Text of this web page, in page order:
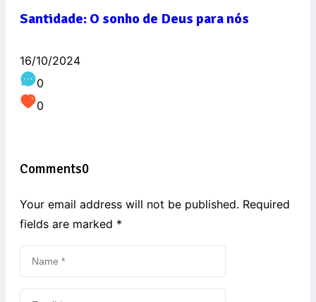
Santidade: O sonho de Deus para nós
16/10/2024
0
0
Comments0
Your email address will not be published. Required
fields are marked *